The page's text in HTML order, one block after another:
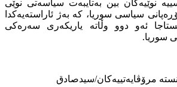
نوێیەكان بین بەتایبەت سیاسەتی نوێی
سیاسی سوریا، كە بەژ ئاراستەیەكدا
ئەو دوو وڵاتە یاریكەری سەرەكی
سوریا.
مرۆڤایەتییەكان/سیدصادق